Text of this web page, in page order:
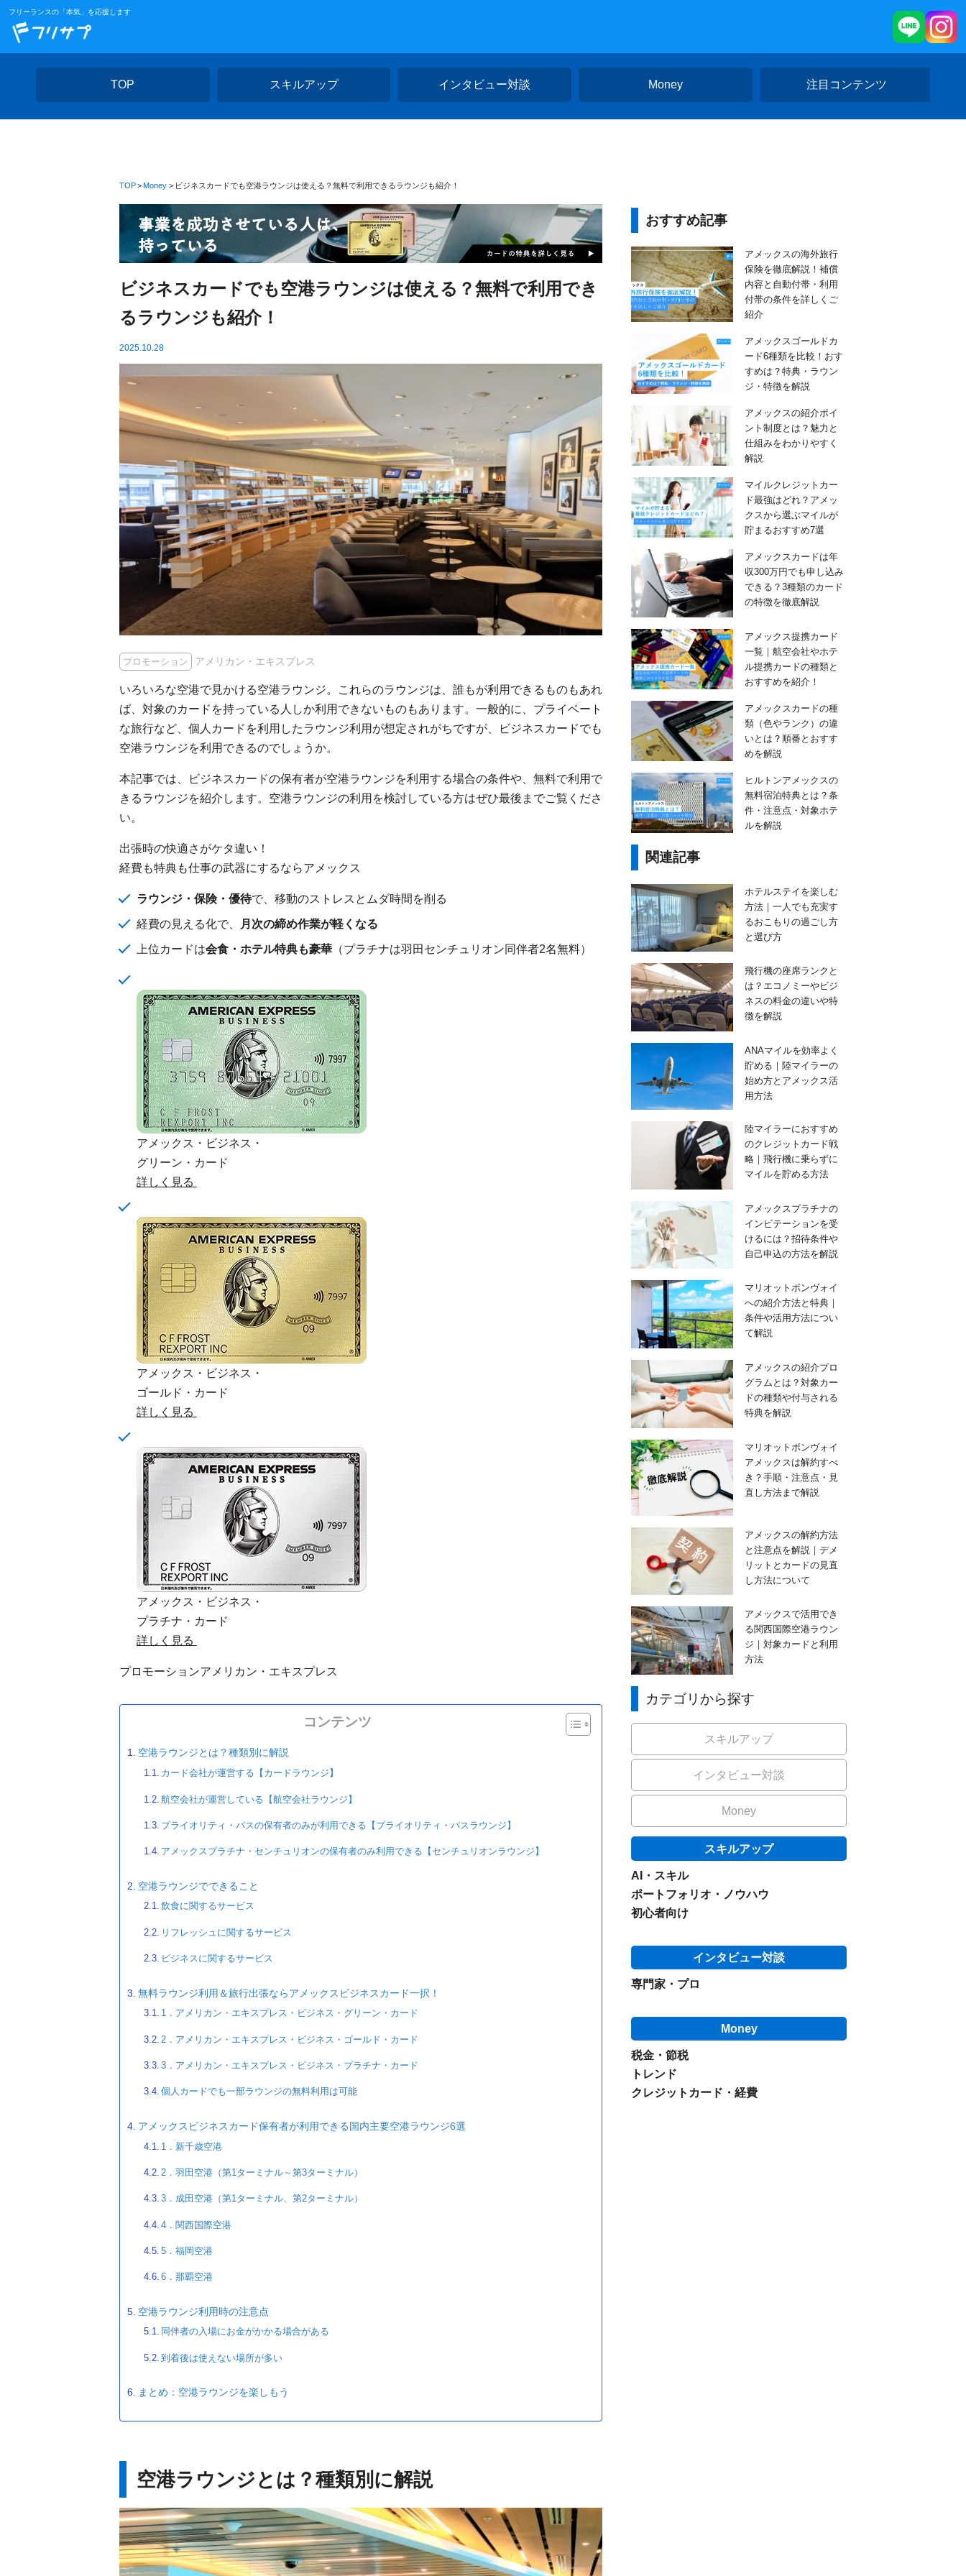
フリーランスの「本気」を応援します
TOP スキルアップ インタビュー対談 Money 注目コンテンツ
TOP Money ビジネスカードでも空港ラウンジは使える？無料で利用できるラウンジも紹介！
ビジネスカードでも空港ラウンジは使える？無料で利用でき
るラウンジも紹介！
2025.10.28
プロモーション アメリカン・エキスプレス
いろいろな空港で見かける空港ラウンジ。これらのラウンジは、誰もが利用できるものもあれ
ば、対象のカードを持っている人しか利用できないものもあります。一般的に、プライベート
な旅行など、個人カードを利用したラウンジ利用が想定されがちですが、ビジネスカードでも
空港ラウンジを利用できるのでしょうか。
本記事では、ビジネスカードの保有者が空港ラウンジを利用する場合の条件や、無料で利用で
きるラウンジを紹介します。空港ラウンジの利用を検討している方はぜひ最後までご覧くださ
い。
出張時の快適さがケタ違い！
経費も特典も仕事の武器にするならアメックス
ラウンジ・保険・優待で、移動のストレスとムダ時間を削る
経費の見える化で、 月次の締め作業が軽くなる
上位カードは会食・ホテル特典も豪華 （プラチナは羽田センチュリオン同伴者2名無料）
アメックス・ビジネス・
グリーン・カード
詳しく見る
アメックス・ビジネス・
ゴールド・カード
詳しく見る
アメックス・ビジネス・
プラチナ・カード
詳しく見る
プロモーションアメリカン・エキスプレス
コンテンツ
空港ラウンジとは？種類別に解説
カード会社が運営する【カードラウンジ】
航空会社が運営している【航空会社ラウンジ】
プライオリティ・パスの保有者のみが利用できる【プライオリティ・パスラウンジ】
アメックスプラチナ・センチュリオンの保有者のみ利用できる【センチュリオンラウンジ】
空港ラウンジでできること
飲食に関するサービス
リフレッシュに関するサービス
ビジネスに関するサービス
無料ラウンジ利用＆旅行出張ならアメックスビジネスカード一択！
1．アメリカン・エキスプレス・ビジネス・グリーン・カード
2．アメリカン・エキスプレス・ビジネス・ゴールド・カード
3．アメリカン・エキスプレス・ビジネス・プラチナ・カード
個人カードでも一部ラウンジの無料利用は可能
アメックスビジネスカード保有者が利用できる国内主要空港ラウンジ6選
1．新千歳空港
2．羽田空港（第1ターミナル～第3ターミナル）
3．成田空港（第1ターミナル、第2ターミナル）
4．関西国際空港
5．福岡空港
6．那覇空港
空港ラウンジ利用時の注意点
同伴者の入場にお金がかかる場合がある
到着後は使えない場所が多い
まとめ：空港ラウンジを楽しもう
空港ラウンジとは？種類別に解説
おすすめ記事
アメックスの海外旅行
保険を徹底解説！補償
内容と自動付帯・利用
付帯の条件を詳しくご
紹介
アメックスゴールドカ
ード6種類を比較！おす
すめは？特典・ラウン
ジ・特徴を解説
アメックスの紹介ポイ
ント制度とは？魅力と
仕組みをわかりやすく
解説
マイルクレジットカー
ド最強はどれ？アメッ
クスから選ぶマイルが
貯まるおすすめ7選
アメックスカードは年
収300万円でも申し込み
できる？3種類のカード
の特徴を徹底解説
アメックス提携カード
一覧｜航空会社やホテ
ル提携カードの種類と
おすすめを紹介！
アメックスカードの種
類（色やランク）の違
いとは？順番とおすす
めを解説
ヒルトンアメックスの
無料宿泊特典とは？条
件・注意点・対象ホテ
ルを解説
関連記事
ホテルステイを楽しむ
方法｜一人でも充実す
るおこもりの過ごし方
と選び方
飛行機の座席ランクと
は？エコノミーやビジ
ネスの料金の違いや特
徴を解説
ANAマイルを効率よく
貯める｜陸マイラーの
始め方とアメックス活
用方法
陸マイラーにおすすめ
のクレジットカード戦
略｜飛行機に乗らずに
マイルを貯める方法
アメックスプラチナの
インビテーションを受
けるには？招待条件や
自己申込の方法を解説
マリオットボンヴォイ
への紹介方法と特典｜
条件や活用方法につい
て解説
アメックスの紹介プロ
グラムとは？対象カー
ドの種類や付与される
特典を解説
マリオットボンヴォイ
アメックスは解約すべ
き？手順・注意点・見
直し方法まで解説
アメックスの解約方法
と注意点を解説｜デメ
リットとカードの見直
し方法について
アメックスで活用でき
る関西国際空港ラウン
ジ｜対象カードと利用
方法
カテゴリから探す
スキルアップ
インタビュー対談
Money
スキルアップ
AI・スキル
ポートフォリオ・ノウハウ
初心者向け
インタビュー対談
専門家・プロ
Money
税金・節税
トレンド
クレジットカード・経費